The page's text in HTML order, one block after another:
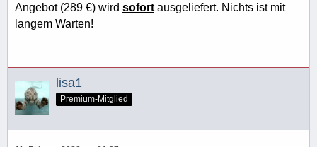
Angebot (289 €) wird sofort ausgeliefert. Nichts ist mit
langem Warten!
lisa1
Premium-Mitglied